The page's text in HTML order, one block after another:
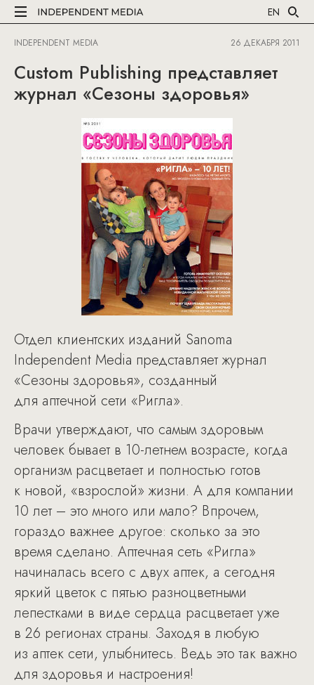
EN
INDEPENDENT MEDIA 26 ДЕКАБРЯ 2011
Custom Publishing представляет
журнал «Сезоны здоровья»
Отдел клиентских изданий Sanoma
Independent Media представляет журнал
«Сезоны здоровья», созданный
для аптечной сети «Ригла».
Врачи утверждают, что самым здоровым
человек бывает в 10-летнем возрасте, когда
организм расцветает и полностью готов
к новой, «взрослой» жизни. А для компании
10 лет – это много или мало? Впрочем,
гораздо важнее другое: сколько за это
время сделано. Аптечная сеть «Ригла»
начиналась всего с двух аптек, а сегодня
яркий цветок с пятью разноцветными
лепестками в виде сердца расцветает уже
в 26 регионах страны. Заходя в любую
из аптек сети, улыбнитесь. Ведь это так важно
для здоровья и настроения!